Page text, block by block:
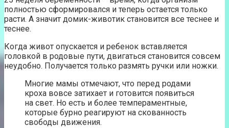
полностью сформировался и теперь остается только
расти. А значит домик-животик становится все теснее и
теснее.
Когда живот опускается и ребенок вставляется
головкой в родовые пути, двигаться становится совсем
неудобно. Получается только размять ручки или ножки.
Многие мамы отмечают, что перед родами
кроха вовсе затихает и готовится появиться
на свет. Но есть и более темпераментные,
которые бурно реагируют на скованность
свободы движения.